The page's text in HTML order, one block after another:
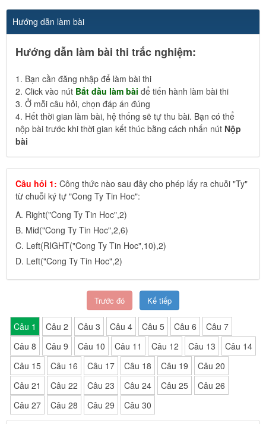
Hướng dẫn làm bài
Hướng dẫn làm bài thi trắc nghiệm:
1. Bạn cần đăng nhập để làm bài thi
2. Click vào nút Bắt đầu làm bài để tiến hành làm bài thi
3. Ở mỗi câu hỏi, chọn đáp án đúng
4. Hết thời gian làm bài, hệ thống sẽ tự thu bài. Bạn có thể
nộp bài trước khi thời gian kết thúc bằng cách nhấn nút Nộp
bài
Câu hỏi 1: Công thức nào sau đây cho phép lấy ra chuỗi "Ty"
từ chuỗi ký tự "Cong Ty Tin Hoc":
A. Right("Cong Ty Tin Hoc",2)
B. Mid("Cong Ty Tin Hoc",2,6)
C. Left(RIGHT("Cong Ty Tin Hoc",10),2)
D. Left("Cong Ty Tin Hoc",2)
Trước đó Kế tiếp
Câu 1 Câu 2 Câu 3 Câu 4 Câu 5 Câu 6
Câu 7
Câu 8
Câu 9 Câu 10 Câu 11 Câu 12 Câu 13
Câu 14
Câu 15
Câu 16 Câu 17 Câu 18 Câu 19
Câu 20
Câu 21
Câu 22 Câu 23 Câu 24 Câu 25
Câu 26
Câu 27
Câu 28 Câu 29 Câu 30